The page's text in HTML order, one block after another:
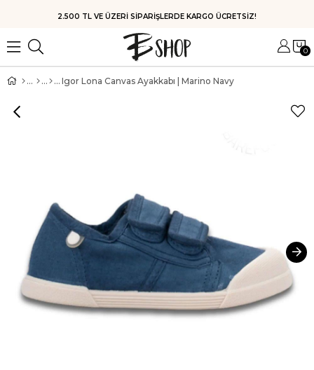
HIZLI KARGO
0
Igor Lona Canvas Ayakkabı | Marino Navy